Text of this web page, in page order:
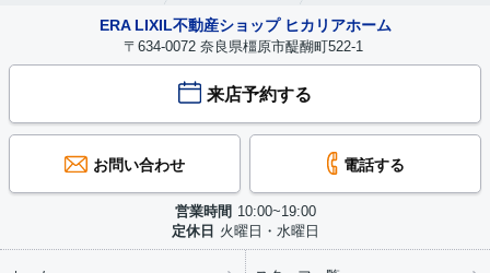
ERA LIXIL不動産ショップ ヒカリアホーム
〒634-0072 奈良県橿原市醍醐町522-1
来店予約する
お問い合わせ 電話する
営業時間 10:00~19:00
定休日 火曜日・水曜日